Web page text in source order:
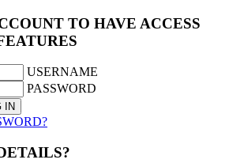
TO HAVE ACCESS
USERNAME
PASSWORD